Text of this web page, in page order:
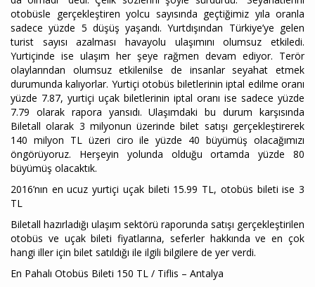
otobüsle gerçekleştiren yolcu sayısında geçtiğimiz yıla oranla
sadece yüzde 5 düşüş yaşandı. Yurtdışından Türkiye’ye gelen
turist sayısı azalması havayolu ulaşımını olumsuz etkiledi.
Yurtiçinde ise ulaşım her şeye rağmen devam ediyor. Terör
olaylarından olumsuz etkilenilse de insanlar seyahat etmek
durumunda kalıyorlar. Yurtiçi otobüs biletlerinin iptal edilme oranı
yüzde 7.87, yurtiçi uçak biletlerinin iptal oranı ise sadece yüzde
7.79 olarak rapora yansıdı. Ulaşımdaki bu durum karşısında
Biletall olarak 3 milyonun üzerinde bilet satışı gerçekleştirerek
140 milyon TL üzeri ciro ile yüzde 40 büyümüş olacağımızı
öngörüyoruz. Herşeyin yolunda olduğu ortamda yüzde 80
büyümüş olacaktık.
2016’nın en ucuz yurtiçi uçak bileti 15.99 TL, otobüs bileti ise 3
TL
Biletall hazırladığı ulaşım sektörü raporunda satışı gerçekleştirilen
otobüs ve uçak bileti fiyatlarına, seferler hakkında ve en çok
hangi iller için bilet satıldığı ile ilgili bilgilere de yer verdi.
En Pahalı Otobüs Bileti 150 TL / Tiflis – Antalya